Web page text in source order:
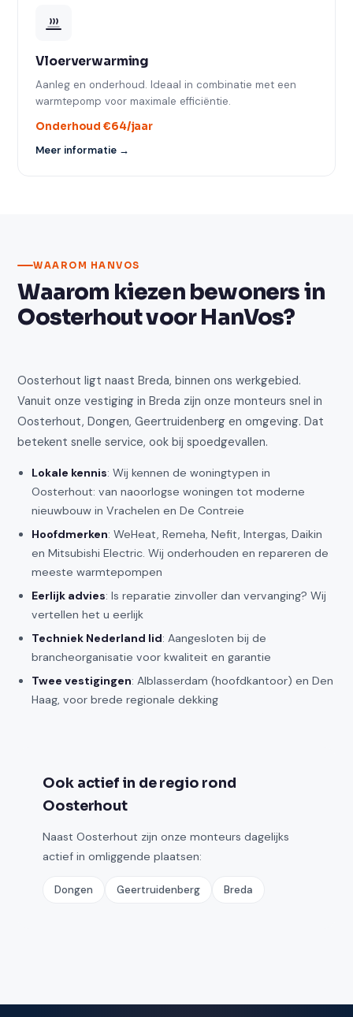
Vloerverwarming
Aanleg en onderhoud. Ideaal in combinatie met een
warmtepomp voor maximale efficiëntie.
Onderhoud €64/jaar
Meer informatie →
WAAROM HANVOS
Waarom kiezen bewoners in
Oosterhout voor HanVos?
Oosterhout ligt naast Breda, binnen ons werkgebied.
Vanuit onze vestiging in Breda zijn onze monteurs snel in
Oosterhout, Dongen, Geertruidenberg en omgeving. Dat
betekent snelle service, ook bij spoedgevallen.
Lokale kennis: Wij kennen de woningtypen in
Oosterhout: van naoorlogse woningen tot moderne
nieuwbouw in Vrachelen en De Contreie
Hoofdmerken: WeHeat, Remeha, Nefit, Intergas, Daikin
en Mitsubishi Electric. Wij onderhouden en repareren de
meeste warmtepompen
Eerlijk advies: Is reparatie zinvoller dan vervanging? Wij
vertellen het u eerlijk
Techniek Nederland lid: Aangesloten bij de
brancheorganisatie voor kwaliteit en garantie
Twee vestigingen: Alblasserdam (hoofdkantoor) en Den
Haag, voor brede regionale dekking
Ook actief in de regio rond
Oosterhout
Naast Oosterhout zijn onze monteurs dagelijks
actief in omliggende plaatsen:
Dongen Geertruidenberg Breda